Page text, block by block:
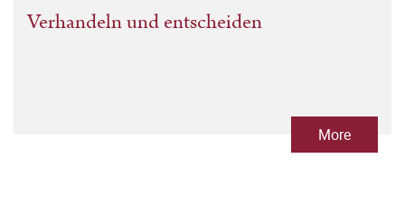
Verhandeln und entscheiden
More